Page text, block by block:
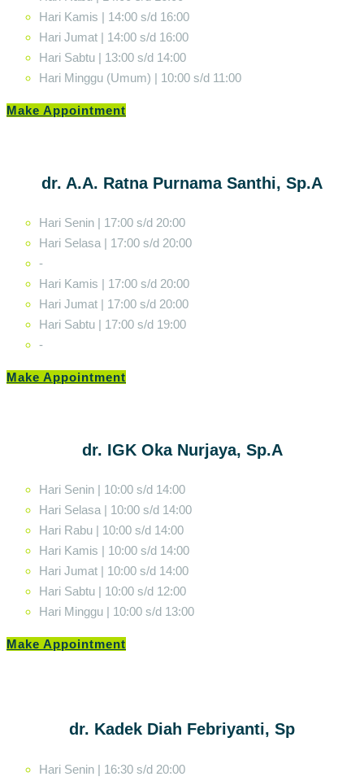
Hari Kamis | 14:00 s/d 16:00
Hari Jumat | 14:00 s/d 16:00
Hari Sabtu | 13:00 s/d 14:00
Hari Minggu (Umum) | 10:00 s/d 11:00
Make Appointment
dr. A.A. Ratna Purnama Santhi, Sp.A
Hari Senin | 17:00 s/d 20:00
Hari Selasa | 17:00 s/d 20:00
-
Hari Kamis | 17:00 s/d 20:00
Hari Jumat | 17:00 s/d 20:00
Hari Sabtu | 17:00 s/d 19:00
-
Make Appointment
dr. IGK Oka Nurjaya, Sp.A
Hari Senin | 10:00 s/d 14:00
Hari Selasa | 10:00 s/d 14:00
Hari Rabu | 10:00 s/d 14:00
Hari Kamis | 10:00 s/d 14:00
Hari Jumat | 10:00 s/d 14:00
Hari Sabtu | 10:00 s/d 12:00
Hari Minggu | 10:00 s/d 13:00
Make Appointment
dr. Kadek Diah Febriyanti, Sp
Hari Senin | 16:30 s/d 20:00